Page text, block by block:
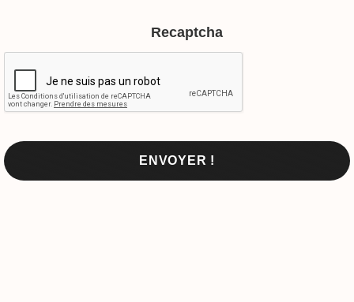
Recaptcha